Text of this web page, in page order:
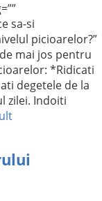
sa-si
picioarelor?”
mai jos pentru
*Ridicati
degetele de la
zilei. Indoiti